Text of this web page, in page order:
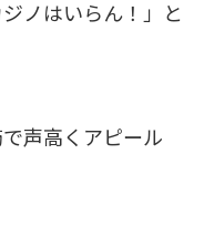
ノはいらん！」と
声高くアピール